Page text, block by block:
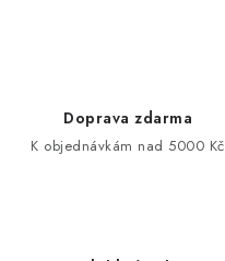
Doprava zdarma
K objednávkám nad 5000 Kč